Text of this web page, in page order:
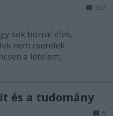
312
sok borral élek,
nem cserélek.
a lételem,
és a tudomány
9